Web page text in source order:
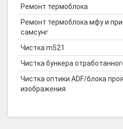
Ремонт термоблока
Ремонт термоблока мфу и
самсунг
Чистка m521
Чистка бункера
Чистка оптики ADF/блока
изображения